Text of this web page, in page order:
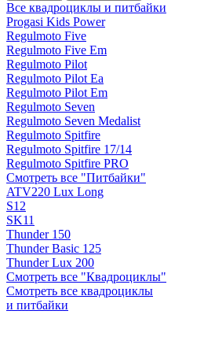
Все квадроциклы и питбайки
Progasi Kids Power
Regulmoto Five
Regulmoto Five Em
Regulmoto Pilot
Regulmoto Pilot Ea
Regulmoto Pilot Em
Regulmoto Seven
Regulmoto Seven Medalist
Regulmoto Spitfire
Regulmoto Spitfire 17/14
Regulmoto Spitfire PRO
Смотреть все "Питбайки"
ATV220 Lux Long
S12
SK11
Thunder 150
Thunder Basic 125
Thunder Lux 200
Смотреть все "Квадроциклы"
Смотреть все квадроциклы
и питбайки